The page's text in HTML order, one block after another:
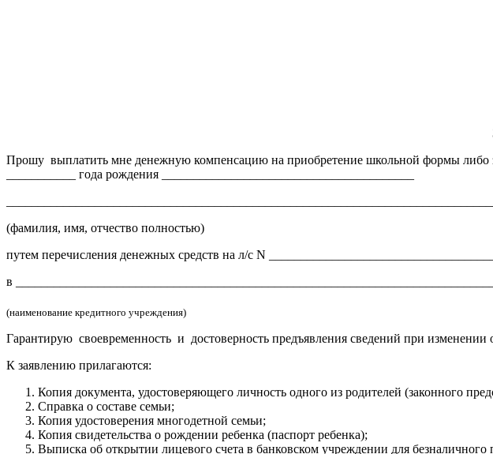
Прошу выплатить мне денежную компенсацию на приобретение школьной формы либо
___________ года рождения ________________________________________
(фамилия, имя, отчество полностью)
путем перечисления денежных средств на л/с N
в
(наименование кредитного учреждения)
Гарантирую своевременность и достоверность предъявления сведений при изменении
К заявлению прилагаются:
Копия документа, удостоверяющего личность одного из родителей (законного
Справка о составе семьи;
Копия удостоверения многодетной семьи;
Копия свидетельства о рождении ребенка (паспорт ребенка);
Выписка об открытии лицевого счета в банковском учреждении для безналичного